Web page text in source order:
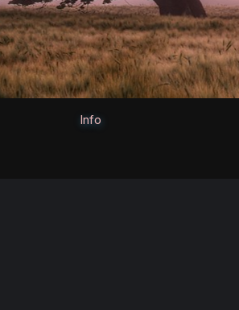
Info